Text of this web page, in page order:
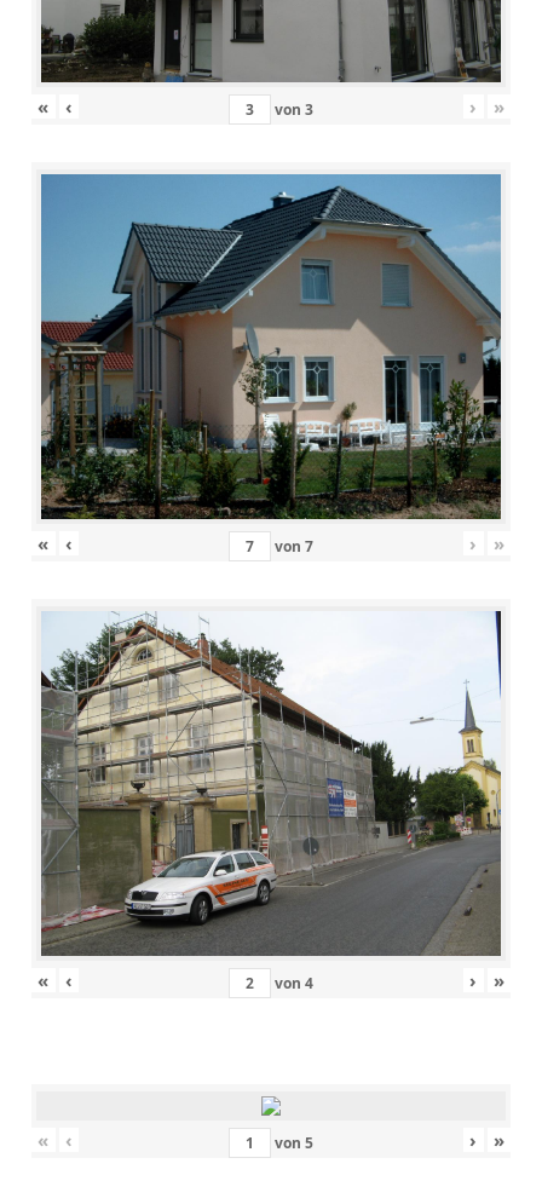
« ‹ von 3 › »
« ‹ von 7 › »
« ‹ von 4 › »
« ‹ von 5 › »